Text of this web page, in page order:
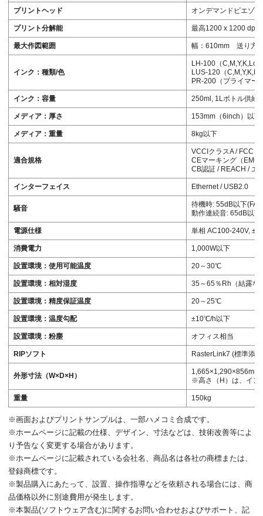
プリントヘッド オンデマンドピエゾ
プリント分解能 最高1200 x 1200 dpi
最大作図範囲 幅：610mm 送り方
インク：種類/色
LH-100（
LUS-120（
PR-200（プライマー
インク：容量 250ml, 1Lボトル供給
メディア：厚さ 153mm（6inch）以下
メディア：重量 8kg以下
適合規格
VCCIクラスA / FCC
CEマーキング（EMC
CB認証 / REACH / エ
インターフェイス Ethernet / USB2.0
騒音
待機時: 55dB以下
動作連続音: 65dB以
電源仕様 単相 AC100-240V,
消費電力 1,000W以下
設置環境：使用可能温度 20～30℃
設置環境：相対湿度 35～65％Rh（結露な
設置環境：精度保証温度 20～25℃
設置環境：温度勾配 ±10℃/h以下
設置環境：粉塵 オフィス相当
RIPソフト RasterLink7 (標準添
外形寸法（W×D×H）
1,665×1,290×856mm
※高さ（H）は、イン
重量 150kg
※画面およびプリントサンプルは、一部ハメコミ合成です。
※ホームページに記載の仕様、デザイン、寸法などは、技術改善等によ
り予告なく変更する場合があります。
※ホームページに記載されている会社名、商品名は各社の商標または、
登録商標です。
※製品購入にあたって、設置、操作指導などを依頼される場合には、商
品価格以外に別途費用が発生します。
※本製品(ソフトウェア含む)に関するお問い合わせおよびサポート、記